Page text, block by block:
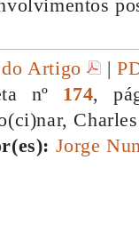
do Artigo |
nº 174,
Jorge